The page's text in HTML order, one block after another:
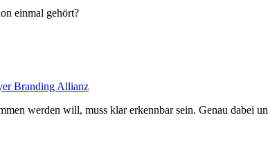
einmal gehört?
Branding Allianz
werden will, muss klar erkennbar sein. Genau dabei